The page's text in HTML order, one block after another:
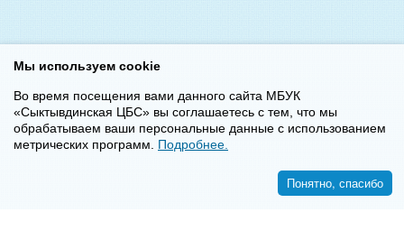
Мы используем cookie
Во время посещения вами данного сайта МБУК
«Сыктывдинская ЦБС» вы соглашаетесь с тем, что мы
обрабатываем ваши персональные данные с использованием
метрических программ. Подробнее.
Понятно, спасибо